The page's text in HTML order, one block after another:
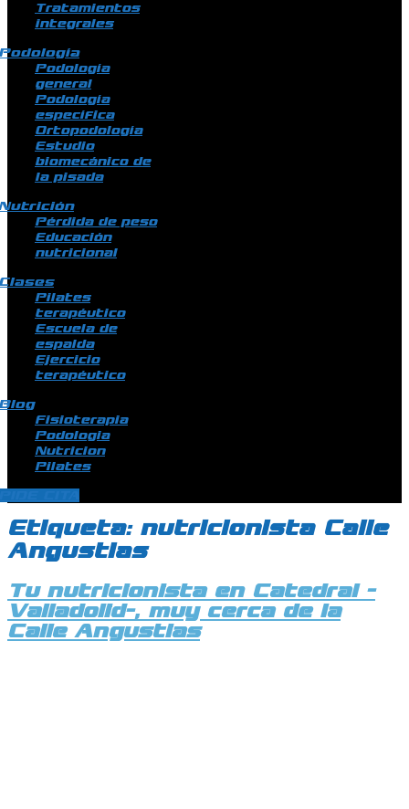
Tratamientos
integrales
Podología
general
Podología
específica
Ortopodología
Estudio
biomecánico de
la pisada
Pérdida de peso
Educación
nutricional
Pilates
terapéutico
Escuela de
espalda
Ejercicio
terapéutico
Fisioterapia
Podologia
Nutricion
Pilates
Etiqueta: nutricionista Calle
Angustias
Tu nutricionista en Catedral -
Valladolid-, muy cerca de la
Calle Angustias